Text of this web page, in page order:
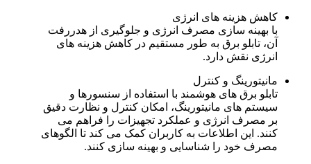
کاهش هزینه های انرژی
با بهینه سازی مصرف انرژی و جلوگیری از هدررفت
آن، تابلو برق به طور مستقیم در کاهش هزینه های
انرژی نقش دارد.
مانیتورینگ و کنترل
تابلو برق های هوشمند با استفاده از سنسورها و
سیستم های مانیتورینگ، امکان کنترل و نظارت دقیق
بر مصرف انرژی و عملکرد تجهیزات را فراهم می
کنند. این اطلاعات به کاربران کمک می کند تا الگوهای
مصرف خود را شناسایی و بهینه سازی کنند.